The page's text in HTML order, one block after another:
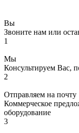
Вы
Звоните нам или
1
Мы
Консультируем Вас,
2
Отправляем на почту
Коммерческое
оборудование
3